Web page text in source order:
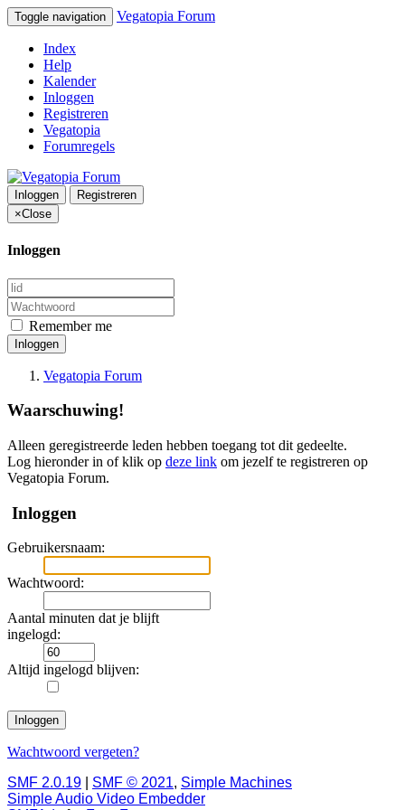
Toggle navigation Vegatopia Forum
Index
Help
Kalender
Inloggen
Registreren
Vegatopia
Forumregels
Inloggen
Registreren
×Close
Inloggen
Remember me
Inloggen
Vegatopia Forum
Waarschuwing!
Alleen geregistreerde leden hebben toegang tot dit gedeelte.
Log hieronder in of klik op deze link om jezelf te registreren op
Vegatopia Forum.
Inloggen
Gebruikersnaam:
Wachtwoord:
Aantal minuten dat je blijft
ingelogd:
Altijd ingelogd blijven:
Wachtwoord vergeten?
SMF 2.0.19
SMF © 2021, Simple Machines
Simple Audio Video Embedder